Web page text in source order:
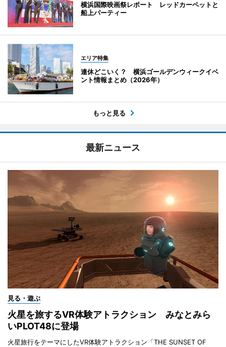
横浜国際映画祭レポート レッドカーペットと
船上パーティー
エリア特集
連休どこいく？ 横浜ゴールデンウィークイベ
ント情報まとめ（2026年）
もっと見る
最新ニュース
見る・遊ぶ
火星を旅するVR体験アトラクション みなとみら
いPLOT48に登場
火星旅行をテーマにしたVR体験アトラクション「THE SUNSET OF